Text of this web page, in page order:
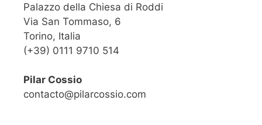
Palazzo della Chiesa di Roddi
Via San Tommaso, 6
Torino, Italia
(+39) 0111 9710 514
Pilar Cossio
contacto@pilarcossio.com